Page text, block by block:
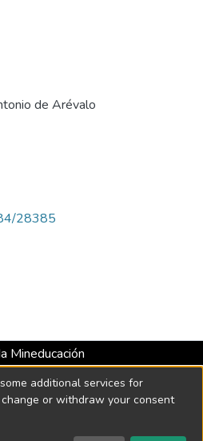
de Arévalo
28385
Mineducación
Institucional hasta 2026 -
2158 de 2018
additional services for
or withdraw your consent